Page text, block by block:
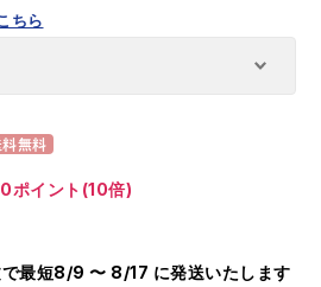
ちら
料無料
ポイント(10倍)
最短8/9 〜 8/17 に発送いたします